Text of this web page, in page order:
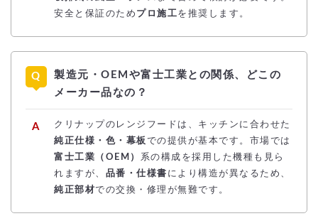
安全と保証のため プロ施工を推奨します。
製造元・OEMや富士工業との関係、どこの
メーカー品なの？
クリナップのレンジフードは、キッチンに合わせた
純正仕様・色・幕板での提供が基本です。市場では
富士工業（OEM）
系の構成を採用した機種も見ら
れますが、 品番・仕様書 により構造が異なるため、
純正部材での交換・修理が無難です。